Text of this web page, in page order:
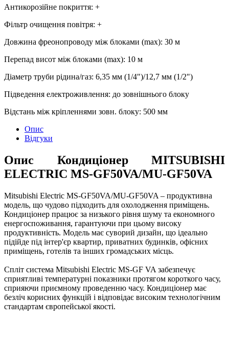
Антикорозійне покриття: +
Фільтр очищення повітря: +
Довжина фреонопроводу між блоками (max): 30 м
Перепад висот між блоками (max): 10 м
Діаметр труби рідина/газ: 6,35 мм (1/4")/12,7 мм (1/2")
Підведення електроживлення: до зовнішнього блоку
Відстань між кріпленнями зовн. блоку: 500 мм
Опис
Відгуки
Опис Кондиціонер MITSUBISHI
ELECTRIC MS-GF50VA/MU-GF50VA
Mitsubishi Electric MS-GF50VA/MU-GF50VA – продуктивна
модель, що чудово підходить для охолодження приміщень.
Кондиціонер працює за низького рівня шуму та економного
енергоспоживання, гарантуючи при цьому високу
продуктивність. Модель має суворий дизайн, що ідеально
підійде під інтер'єр квартир, приватних будинків, офісних
приміщень, готелів та інших громадських місць.
Спліт система Mitsubishi Electric MS-GF VA забезпечує
сприятливі температурні показники протягом короткого часу,
сприяючи приємному проведенню часу. Кондиціонер має
безліч корисних функцій і відповідає високим технологічним
стандартам європейської якості.